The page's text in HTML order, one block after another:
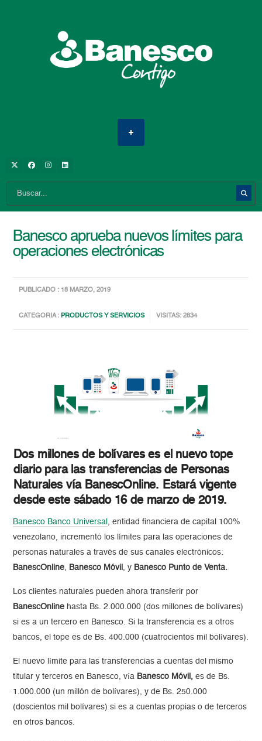
Banesco aprueba nuevos límites para
operaciones electrónicas
PUBLICADO : 18 MARZO, 2019
CATEGORIA : PRODUCTOS Y SERVICIOS VISITAS: 2834
Dos millones de bolívares es el nuevo tope
diario para las transferencias de Personas
Naturales vía BanescOnline. Estará vigente
desde este sábado 16 de marzo de 2019.
Banesco Banco Universal , entidad financiera de capital 100%
venezolano, incrementó los límites para las operaciones de
personas naturales a través de sus canales electrónicos:
BanescOnline, Banesco Móvil , y Banesco Punto de Venta.
Los clientes naturales pueden ahora transferir por
BanescOnline hasta Bs. 2.000.000 (dos millones de bolívares)
si es a un tercero en Banesco. Si la transferencia es a otros
bancos, el tope es de Bs. 400.000 (cuatrocientos mil bolívares).
El nuevo límite para las transferencias a cuentas del mismo
titular y terceros en Banesco, vía Banesco Móvil,es de Bs.
1.000.000 (un millón de bolívares), y de Bs. 250.000
(doscientos mil bolívares) si es a cuentas propias o de terceros
en otros bancos.